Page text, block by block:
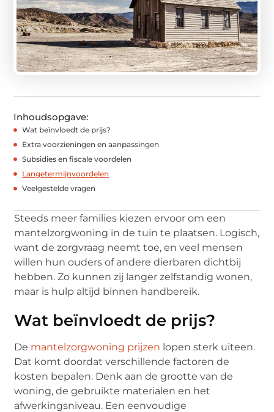
Inhoudsopgave:
Wat beïnvloedt de prijs?
Extra voorzieningen en aanpassingen
Subsidies en fiscale voordelen
Langetermijnvoordelen
Veelgestelde vragen
Steeds meer families kiezen ervoor om een
mantelzorgwoning in de tuin te plaatsen. Logisch,
want de zorgvraag neemt toe, en veel mensen
willen hun ouders of andere dierbaren dichtbij
hebben. Zo kunnen zij langer zelfstandig wonen,
maar is hulp altijd binnen handbereik.
Wat beïnvloedt de prijs?
De mantelzorgwoning prijzen lopen sterk uiteen.
Dat komt doordat verschillende factoren de
kosten bepalen. Denk aan de grootte van de
woning, de gebruikte materialen en het
afwerkingsniveau. Een eenvoudige